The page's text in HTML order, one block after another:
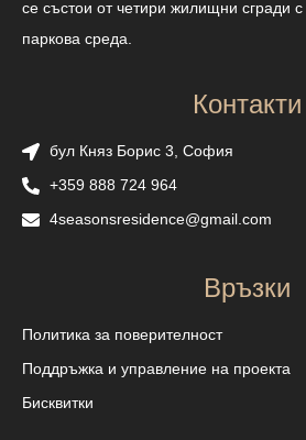
се състои от четири жилищни сгради
паркова среда.
Контакти
бул Княз Борис 3, София
+359 888 724 964
4seasonsresidence@gmail.com
Връзки
Политика за поверителност
Поддръжка и управление на проекта
Бисквитки